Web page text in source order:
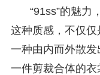
“91ss”的魅力
这种质感，不仅
一种由内而外散
一件剪裁合体的